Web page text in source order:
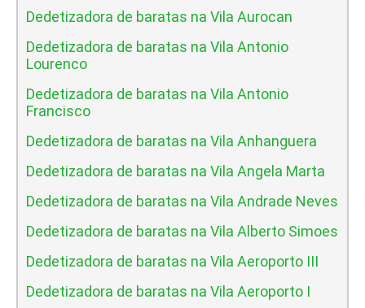
Dedetizadora de baratas na Vila Aurocan
Dedetizadora de baratas na Vila Antonio
Lourenco
Dedetizadora de baratas na Vila Antonio
Francisco
Dedetizadora de baratas na Vila Anhanguera
Dedetizadora de baratas na Vila Angela Marta
Dedetizadora de baratas na Vila Andrade Neves
Dedetizadora de baratas na Vila Alberto Simoes
Dedetizadora de baratas na Vila Aeroporto III
Dedetizadora de baratas na Vila Aeroporto I